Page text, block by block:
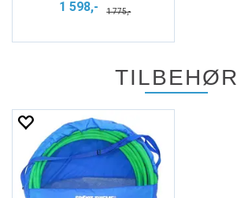
1 598,- 1 775,-
TILBEHØR